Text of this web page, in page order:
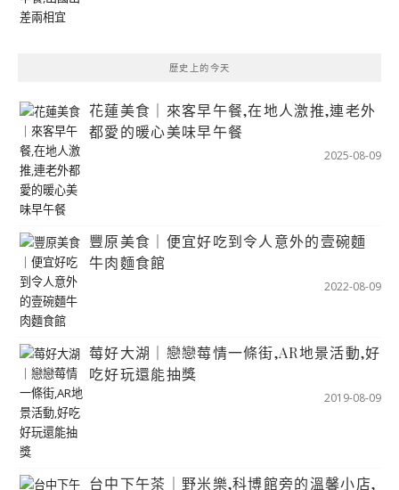
歷史上的今天
花蓮美食｜來客早午餐,在地人激推,連老外
都愛的暖心美味早午餐
2025-08-09
豐原美食｜便宜好吃到令人意外的壹碗麵
牛肉麵食館
2022-08-09
莓好大湖｜戀戀莓情一條街,AR地景活動,好
吃好玩還能抽獎
2019-08-09
台中下午茶｜野米樂,科博館旁的溫馨小店,